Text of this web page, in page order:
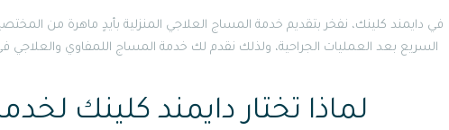
في دايمند كلينك، نفخر بتقديم خدمة المساج العلاجي المنزلية بأيدٍ ماهرة من
السريع بعد العمليات الجراحية، ولذلك نقدم لك خدمة المساج اللمفاوي والعلاجي في
لماذا تختار دايمند كلينك